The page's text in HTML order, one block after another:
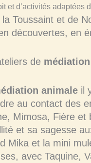
et d’activités adaptées
Toussaint et de
découvertes, en
de
animaleil
au contact des
Mimosa, Fière
et sa sagesse
Mika et la mini
avec Taquine,